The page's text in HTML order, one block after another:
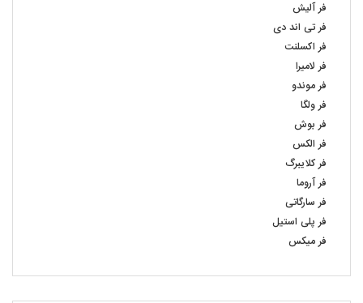
فر آلیش
فر تی اند دی
فر اکسلنت
فر لامیرا
فر موندو
فر ولگا
فر بوش
فر الکس
فر کلایبرگ
فر آروما
فر سارگاتی
فر پلی استیل
فر میکس